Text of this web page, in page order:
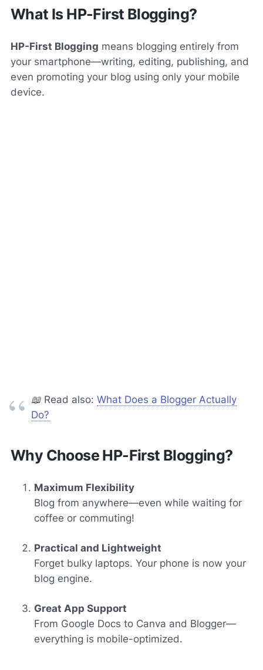
What Is HP-First Blogging?
HP-First Blogging means blogging entirely from
your smartphone—writing, editing, publishing, and
even promoting your blog using only your mobile
device.
📖 Read also: What Does a Blogger Actually
Do?
Why Choose HP-First Blogging?
Maximum Flexibility
Blog from anywhere—even while waiting for
coffee or commuting!
Practical and Lightweight
Forget bulky laptops. Your phone is now your
blog engine.
Great App Support
From Google Docs to Canva and Blogger—
everything is mobile-optimized.